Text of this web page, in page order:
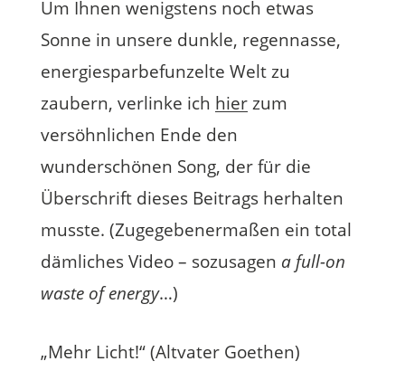
Um Ihnen wenigstens noch etwas
Sonne in unsere dunkle, regennasse,
energiesparbefunzelte Welt zu
zaubern, verlinke ich hierzum
versöhnlichen Ende den
wunderschönen Song, der für die
Überschrift dieses Beitrags herhalten
musste. (Zugegebenermaßen ein total
dämliches Video – sozusagen a full-on
waste of energy…)
„Mehr Licht!“ (Altvater Goethen)